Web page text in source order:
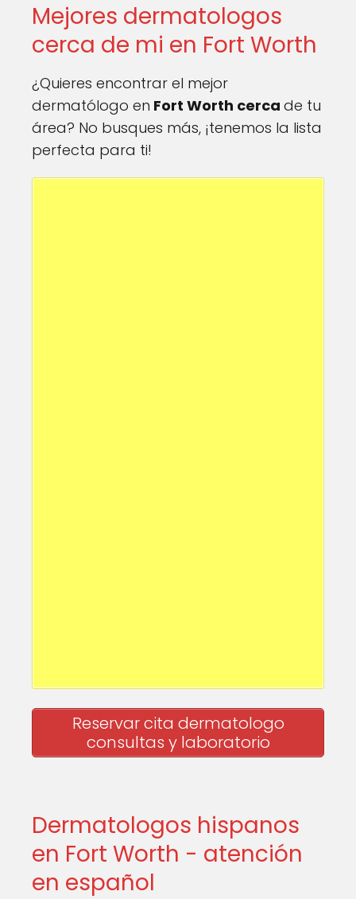
Mejores dermatologos
cerca de mi en Fort Worth
¿Quieres encontrar el mejor
dermatólogo en Fort Worth cerca de tu
área? No busques más, ¡tenemos la lista
perfecta para ti!
Reservar cita dermatologo
consultas y laboratorio
Dermatologos hispanos
en Fort Worth - atención
en español